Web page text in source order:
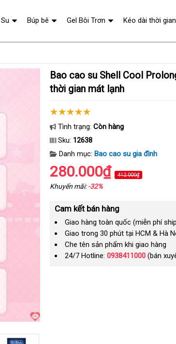
Bao cao su Shell Cool Prolong siêu mỏng kéo dài
thời gian mát lạnh
Tình trạng: Còn hàng
Sku: 12638
Danh mục: Bao cao su gia đình
280.000₫ 412.000₫
Khuyến mãi:-32%
Cam kết bán hàng
Giao hàng toàn quốc (miễn phí
Giao trong 30 phút tại HCM & Hà
Che tên sản phẩm khi giao hàng
24/7 Hotline: 0938411000(bán
Búp bê Gel Bôi Trơn Kéo dài thời gian